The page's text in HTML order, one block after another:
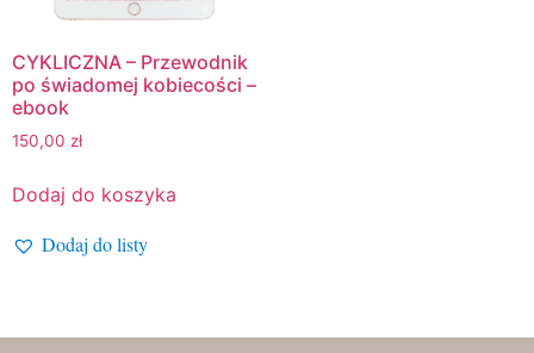
CYKLICZNA – Przewodnik
po świadomej kobiecości –
ebook
150,00 zł
Dodaj do koszyka
Dodaj do listy